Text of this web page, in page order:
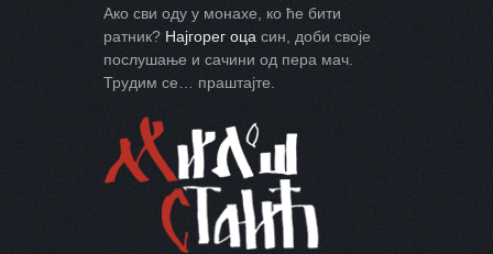
Ако сви оду у монахе, ко ће бити
ратник? Најгорег оца син, доби своје
послушање и сачини од пера мач.
Трудим се… праштајте.